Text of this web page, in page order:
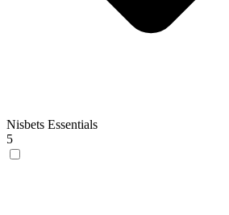
Nisbets Essentials
5